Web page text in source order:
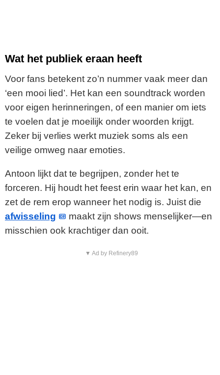
Wat het publiek eraan heeft
Voor fans betekent zo’n nummer vaak meer dan
‘een mooi lied’. Het kan een soundtrack worden
voor eigen herinneringen, of een manier om iets
te voelen dat je moeilijk onder woorden krijgt.
Zeker bij verlies werkt muziek soms als een
veilige omweg naar emoties.
Antoon lijkt dat te begrijpen, zonder het te
forceren. Hij houdt het feest erin waar het kan, en
zet de rem erop wanneer het nodig is. Juist die
afwisseling
maakt zijn shows menselijker—en
misschien ook krachtiger dan ooit.
▼ Ad by Refinery89